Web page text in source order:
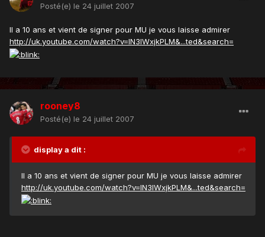
Posté(e) le 24 juillet 2007
Il a 10 ans et vient de signer pour MU je vous laisse admirer
http://uk.youtube.com/watch?v=lN3IWxjkPLM&...ted&search=
rooney8
Posté(e) le 24 juillet 2007
display a dit :
Il a 10 ans et vient de signer pour MU je vous laisse admirer
http://uk.youtube.com/watch?v=lN3IWxjkPLM&...ted&search=